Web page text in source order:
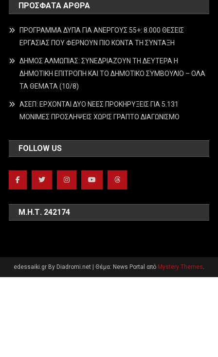
ΠΡΌΣΦΑΤΑ ΆΡΘΡΑ
ΠΡΟΓΡΑΜΜΑ ΔΥΠΑ ΓΙΑ ΑΝΕΡΓΟΥΣ 55+: 8.000 ΘΕΣΕΙΣ
ΕΡΓΑΣΙΑΣ ΠΟΥ ΦΕΡΝΟΥΝ ΠΙΟ ΚΟΝΤΑ ΤΗ ΣΥΝΤΑΞΗ
ΔΗΜΟΣ ΑΛΜΩΠΙΑΣ: ΣΥΝΕΔΡΙΑΖΟΥΝ ΤΗ ΔΕΥΤΕΡΑ H
ΔΗΜΟΤΙΚΗ ΕΠΙΤΡΟΠΗ ΚΑΙ ΤΟ ΔΗΜΟΤΙΚΟ ΣΥΜΒΟΥΛΙΟ – ΟΛΑ
ΤΑ ΘΕΜΑΤΑ (10/8)
ΑΣΕΠ: ΕΡΧΟΝΤΑΙ ΔΥΟ ΝΕΕΣ ΠΡΟΚΗΡΥΞΕΙΣ ΓΙΑ 5.131
ΜΟΝΙΜΕΣ ΠΡΟΣΛΗΨΕΙΣ ΧΩΡΙΣ ΓΡΑΠΤΟ ΔΙΑΓΩΝΙΣΜΟ
FOLLOW US
Μ.Η.Τ. 242174
edessaiki.gr By Diadromi.net Θέμα: News Portal από Mystery Themes.